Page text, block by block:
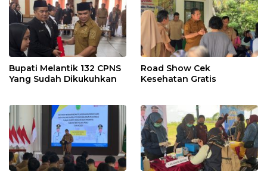
Bupati Melantik 132 CPNS
Yang Sudah Dikukuhkan
Road Show Cek
Kesehatan Gratis